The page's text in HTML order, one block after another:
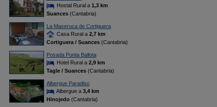
Hostal Rural a 1,3 km
Suances(Cantabria)
La Maseruca de Cortiguera
Casa Rural a 2,7 km
Cortiguera / Suances(Cantabria)
Posada Punta Ballota
Hotel Rural a 2,9 km
Tagle / Suances(Cantabria)
Albergue Paradiso
Albergue a 3,4 km
Hinojedo(Cantabria)